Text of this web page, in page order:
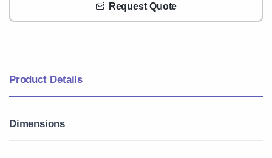
Request Quote
Product Details
Dimensions